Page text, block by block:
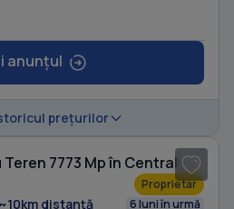
anunțul
prețurilor
7773 Mp în Central
Proprietar
distanță 6 luni în urmă